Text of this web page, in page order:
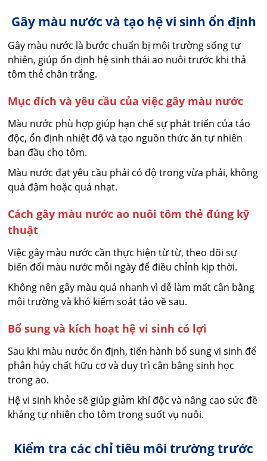
Gây màu nước và tạo hệ vi sinh ổn định
Gây màu nước là bước chuẩn bị môi trường sống tự
nhiên, giúp ổn định hệ sinh thái ao nuôi trước khi thả
tôm thẻ chân trắng.
Mục đích và yêu cầu của việc gây màu nước
Màu nước phù hợp giúp hạn chế sự phát triển của tảo
độc, ổn định nhiệt độ và tạo nguồn thức ăn tự nhiên
ban đầu cho tôm.
Màu nước đạt yêu cầu phải có độ trong vừa phải, không
quá đậm hoặc quá nhạt.
Cách gây màu nước ao nuôi tôm thẻ đúng kỹ
thuật
Việc gây màu nước cần thực hiện từ từ, theo dõi sự
biến đổi màu nước mỗi ngày để điều chỉnh kịp thời.
Không nên gây màu quá nhanh vì dễ làm mất cân bằng
môi trường và khó kiểm soát tảo về sau.
Bổ sung và kích hoạt hệ vi sinh có lợi
Sau khi màu nước ổn định, tiến hành bổ sung vi sinh để
phân hủy chất hữu cơ và duy trì cân bằng sinh học
trong ao.
Hệ vi sinh khỏe sẽ giúp giảm khí độc và nâng cao sức đề
kháng tự nhiên cho tôm trong suốt vụ nuôi.
Kiểm tra các chỉ tiêu môi trường trước